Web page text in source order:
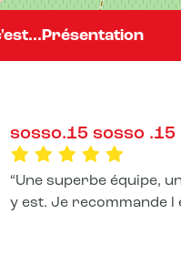
Présentation
sosso.15 sosso .15
Une superbe équipe, un
y est. Je recommande l